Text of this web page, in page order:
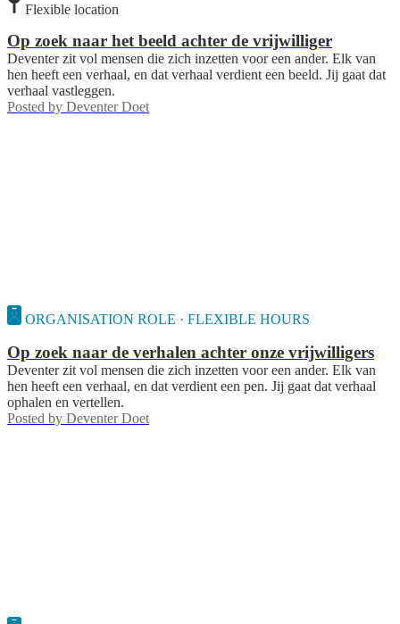
Flexible location
Op zoek naar het beeld achter de vrijwilliger
Deventer zit vol mensen die zich inzetten voor een ander. Elk van
hen heeft een verhaal, en dat verhaal verdient een beeld. Jij gaat dat
verhaal vastleggen.
Posted by Deventer Doet
ORGANISATION ROLE · FLEXIBLE HOURS
Op zoek naar de verhalen achter onze vrijwilligers
Deventer zit vol mensen die zich inzetten voor een ander. Elk van
hen heeft een verhaal, en dat verdient een pen. Jij gaat dat verhaal
ophalen en vertellen.
Posted by Deventer Doet